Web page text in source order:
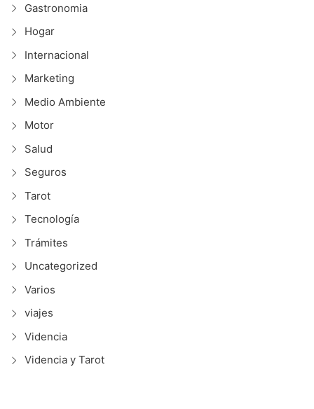
Gastronomia
Hogar
Internacional
Marketing
Medio Ambiente
Motor
Salud
Seguros
Tarot
Tecnología
Trámites
Uncategorized
Varios
viajes
Videncia
Videncia y Tarot